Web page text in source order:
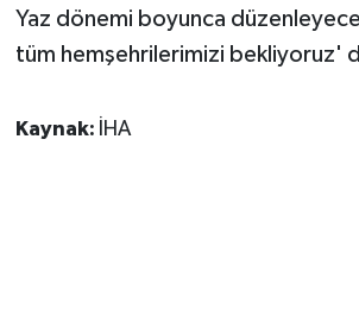
Yaz dönemi boyunca
tüm hemşehrilerimizi bekliyoruz'
Kaynak: İHA